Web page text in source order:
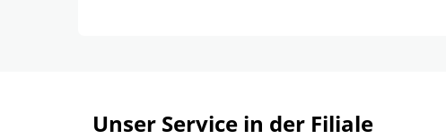
Unser Service in der Filiale